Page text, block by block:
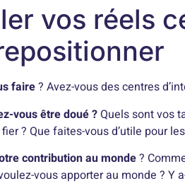
vos réels
faire? Avez-vous des centres
vous être doué ?Quels sont vos
? Que faites-vous d’utile pour
contribution au monde?
vous apporter au monde ? Y